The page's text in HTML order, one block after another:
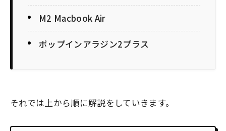
M2 Macbook Air
ポップインアラジン2プラス
それでは上から順に解説をしていきます。